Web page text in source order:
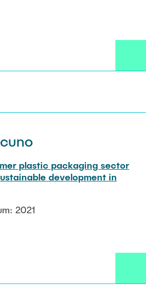
plastic packaging sector
development in
2021